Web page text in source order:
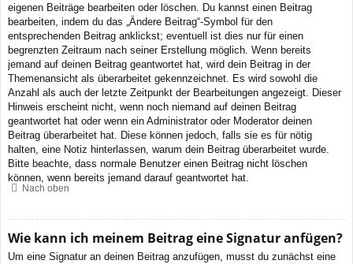
eigenen Beiträge bearbeiten oder löschen. Du kannst einen Beitrag
bearbeiten, indem du das „Ändere Beitrag“-Symbol für den
entsprechenden Beitrag anklickst; eventuell ist dies nur für einen
begrenzten Zeitraum nach seiner Erstellung möglich. Wenn bereits
jemand auf deinen Beitrag geantwortet hat, wird dein Beitrag in der
Themenansicht als überarbeitet gekennzeichnet. Es wird sowohl die
Anzahl als auch der letzte Zeitpunkt der Bearbeitungen angezeigt. Dieser
Hinweis erscheint nicht, wenn noch niemand auf deinen Beitrag
geantwortet hat oder wenn ein Administrator oder Moderator deinen
Beitrag überarbeitet hat. Diese können jedoch, falls sie es für nötig
halten, eine Notiz hinterlassen, warum dein Beitrag überarbeitet wurde.
Bitte beachte, dass normale Benutzer einen Beitrag nicht löschen
können, wenn bereits jemand darauf geantwortet hat.
Nach oben
Wie kann ich meinem Beitrag eine Signatur anfügen?
Um eine Signatur an deinen Beitrag anzufügen, musst du zunächst eine